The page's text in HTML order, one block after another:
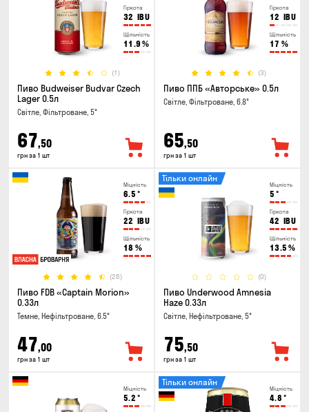
Гіркота
32 IBU
Щільність
11.9 %
(1)
Пиво Budweiser Budvar Czech
Lager 0.5л
Світле, Фільтроване, 5°
67,50
грн за 1 шт
Гіркота
12 IBU
Щільність
17 %
(3)
Пиво ППБ «Авторське» 0.5л
Світле, Фільтроване, 6.8°
65,50
грн за 1 шт
Міцність
6.5 °
Гіркота
22 IBU
Щільність
18 %
(26)
Пиво FDB «Captain Morion»
0.33л
Темне, Нефільтроване, 6.5°
47,00
грн за 1 шт
Міцність
5 °
Гіркота
42 IBU
Щільність
13.5 %
(0)
Тільки онлайн
Пиво Underwood Amnesia
Haze 0.33л
Світле, Нефільтроване, 5°
75,50
грн за 1 шт
Міцність
5.2 °
Міцність
4.8 °
Тільки онлайн